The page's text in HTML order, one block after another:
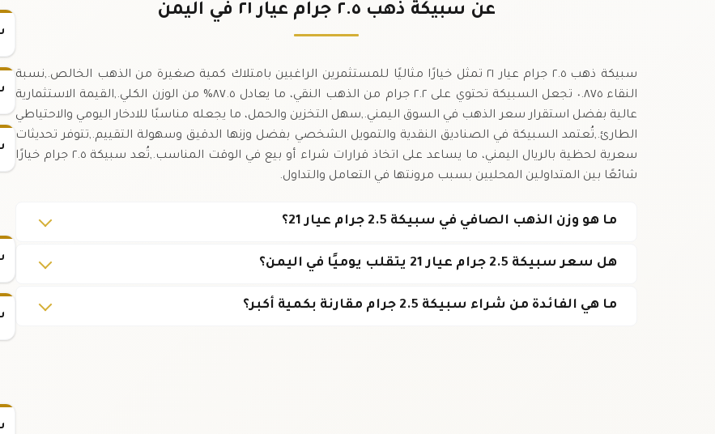
٦٧ ٨٠٠.٠٠ ريال عن سبيكة ذهب ٢.٥ جرام عيار ٢١ في اليمن
سبيكة ذهب ٢.٥ جرام عيار ٢١ تمثل خيارًا مثاليًا للمستثمرين الراغبين بامتلاك كمية صغيرة من الذهب الخالص.,نسبة
النقاء ٠.٨٧٥ تجعل السبيكة تحتوي على ٢.٢ جرام من الذهب النقي، ما يعادل ٨٧.٥% من الوزن الكلي.,القيمة الاستثمارية
عالية بفضل استقرار سعر الذهب في السوق اليمني.,سهل التخزين والحمل، ما يجعله مناسبًا للادخار اليومي والاحتياطي
الطارئ.,تُعتمد السبيكة في الصناديق النقدية والتمويل الشخصي بفضل وزنها الدقيق وسهولة التقييم.,تتوفر تحديثات
سعرية لحظية بالريال اليمني، ما يساعد على اتخاذ قرارات شراء أو بيع في الوقت المناسب.,تُعد سبيكة ٢.٥ جرام خيارًا
شائعًا بين المتداولين المحليين بسبب مرونتها في التعامل والتداول.
ما هو وزن الذهب الصافي في سبيكة 2.5 جرام عيار 21؟
هل سعر سبيكة 2.5 جرام عيار 21 يتقلب يوميًا في اليمن؟
ما هي الفائدة من شراء سبيكة 2.5 جرام مقارنة بكمية أكبر؟